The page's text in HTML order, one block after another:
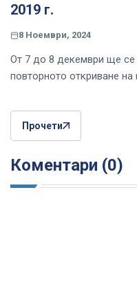
2019 г.
8 Ноември, 2024
От 7 до 8 декември ще
повторното откриване на
Прочети
Коментари (0)